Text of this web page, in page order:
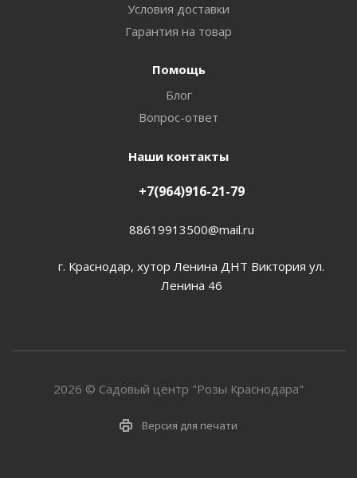
Условия доставки
Гарантия на товар
Помощь
Блог
Вопрос-ответ
Наши контакты
+7(964)916-21-79
88619913500@mail.ru
г. Краснодар, хутор Ленина ДНТ Виктория ул.
Ленина 46
2026 © Садовый центр "Розы Краснодара"
Версия для печати